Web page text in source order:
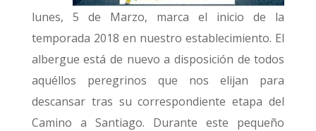
lunes, 5 de Marzo, marca el inicio de la
temporada 2018 en nuestro establecimiento. El
albergue está de nuevo a disposición de todos
aquéllos peregrinos que nos elijan para
descansar tras su correspondiente etapa del
Camino a Santiago. Durante este pequeño